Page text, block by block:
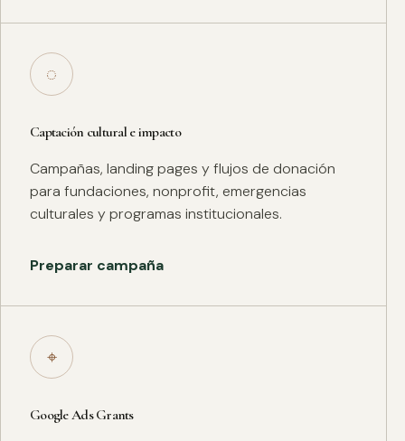
◌
Captación cultural e impacto
Campañas, landing pages y flujos de donación
para fundaciones, nonprofit, emergencias
culturales y programas institucionales.
Preparar campaña
⌖
Google Ads Grants